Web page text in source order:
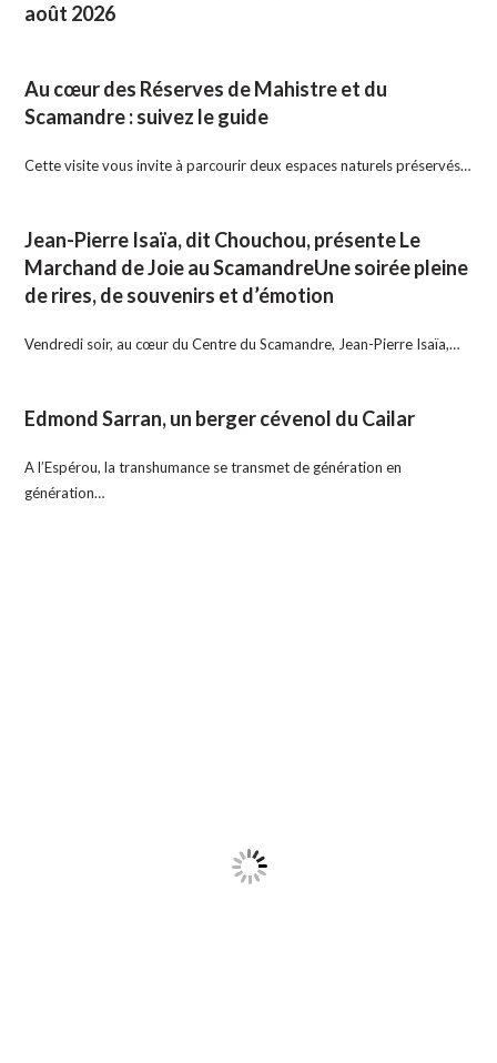
août 2026
Au cœur des Réserves de Mahistre et du
Scamandre : suivez le guide
Cette visite vous invite à parcourir deux espaces naturels préservés…
Jean-Pierre Isaïa, dit Chouchou, présente Le
Marchand de Joie au ScamandreUne soirée pleine
de rires, de souvenirs et d’émotion
Vendredi soir, au cœur du Centre du Scamandre, Jean-Pierre Isaïa,…
Edmond Sarran, un berger cévenol du Cailar
A l’Espérou, la transhumance se transmet de génération en
génération…